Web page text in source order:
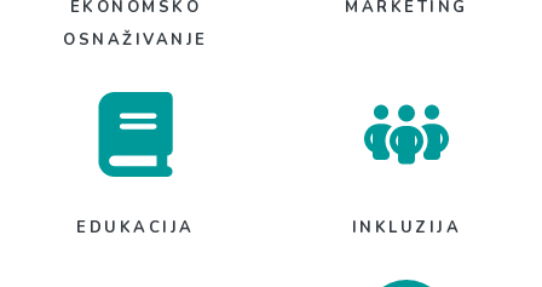
EKONOMSKO
OSNAŽIVANJE
MARKETING
EDUKACIJA INKLUZIJA